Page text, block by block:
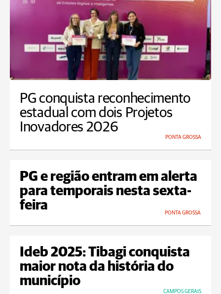
PG conquista reconhecimento
estadual com dois Projetos
Inovadores 2026
PONTA GROSSA
PG e região entram em alerta
para temporais nesta sexta-
feira
PONTA GROSSA
Ideb 2025: Tibagi conquista
maior nota da história do
município
CAMPOS GERAIS